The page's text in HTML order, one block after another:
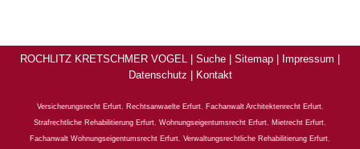
ROCHLITZ KRETSCHMER VOGEL | Suche Sitemap Impressum
Datenschutz
Kontakt
Versicherungsrecht Erfurt, Rechtsanwaelte Erfurt, Fachanwalt Architektenrecht Erfurt,
Strafrechtliche Rehabilitierung Erfurt Wohnungseigentumsrecht Erfurt Mietrecht Erfurt
Fachanwalt Wohnungseigentumsrecht Erfurt Verwaltungsrechtliche Rehabilitierung Erfurt